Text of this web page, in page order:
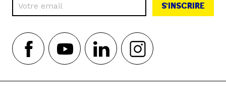
S'INSCRIRE